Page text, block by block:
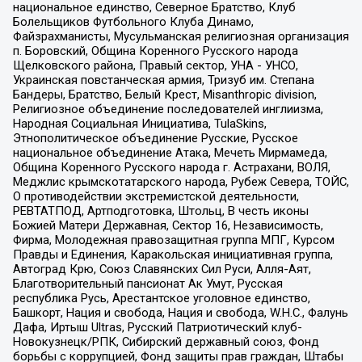
национальное единство, Северное Братство, Клуб
Болельщиков Футбольного Клуба Динамо,
Файзрахманисты, Мусульманская религиозная организация
п. Боровский, Община Коренного Русского народа
Щелковского района, Правый сектор, УНА - УНСО,
Украинская повстанческая армия, Тризуб им. Степана
Бандеры, Братство, Белый Крест, Misanthropic division,
Религиозное объединение последователей инглиизма,
Народная Социальная Инициатива, TulaSkins,
Этнополитическое объединение Русские, Русское
национальное объединение Атака, Мечеть Мирмамеда,
Община Коренного Русского народа г. Астрахани, ВОЛЯ,
Меджлис крымскотатарского народа, Рубеж Севера, ТОЙС,
О противодействии экстремистской деятельности,
РЕВТАТПОД, Артподготовка, Штольц, В честь иконы
Божией Матери Державная, Сектор 16, Независимость,
Фирма, Молодежная правозащитная группа МПГ, Курсом
Правды и Единения, Каракольская инициативная группа,
Автоград Крю, Союз Славянских Сил Руси, Алля-Аят,
Благотворительный пансионат Ак Умут, Русская
республика Русь, Арестантское уголовное единство,
Башкорт, Нация и свобода, Нация и свобода, W.H.С., Фалунь
Дафа, Иртыш Ultras, Русский Патриотический клуб-
Новокузнецк/РПК, Сибирский державный союз, Фонд
борьбы с коррупцией, Фонд защиты прав граждан, Штабы